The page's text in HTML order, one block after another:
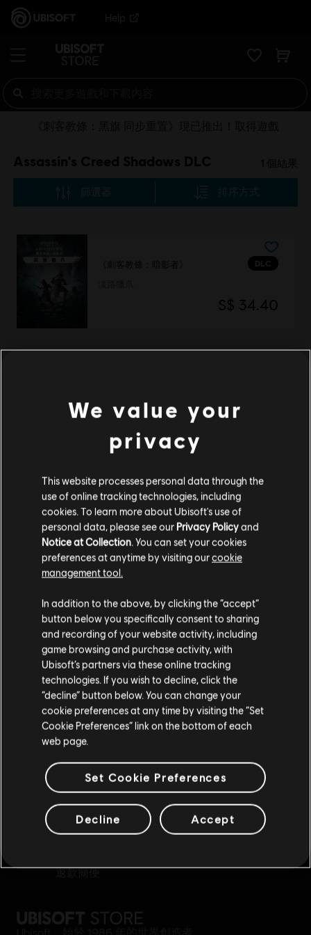
Help
Assassin's Creed Shadows DLC 1 個結果
篩選器 排序方式
DLC
《刺客教條：暗影者》
S$ 34.40
一整年的驚喜優惠，讓你享受 Ubisoft 帶來的極致體驗！從
新遊戲、Season Pass 乃至於 DLC，讓你獲得最完整的遊戲
體驗。官方 Ubisoft Store 為你在 PC 平臺上準備了最精彩的
《刺客教條：維京紀元》裡寫下屬於你的維京傳
《看門狗：自由軍團》裡隨心所欲地駭進倫敦的一切，或
《虹彩六號：圍攻行動》裡加入特種部隊。也別忘了深
《極地戰嚎 6》 裡現代遊擊隊革命的殘酷世界，將國家從
獨裁者及其兒子手中解放出來。
專屬福利 獎勵
退款簡便
您是简体中文用户？
请您访问我们的简体中文商店来完成购买
留在此商店
重新选择您的商店
We value your
privacy
This website processes personal data through the
use of online tracking technologies, including
cookies. To learn more about Ubisoft's use of
personal data, please see our Privacy Policyand
Notice at Collection. You can set your cookies
preferences at anytime by visiting ourcookie
management tool.
In addition to the above, by clicking the “accept”
button below you specifically consent to sharing
and recording of your website activity, including
game browsing and purchase activity, with
Ubisoft’s partners via these online tracking
technologies. If you wish to decline, click the
“decline” button below. You can change your
cookie preferences at any time by visiting the “Set
Cookie Preferences” link on the bottom of each
web page.
Set Cookie Preferences
Decline Accept